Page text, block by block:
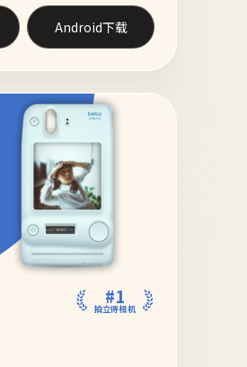
Android下载
#1
拍立得相机